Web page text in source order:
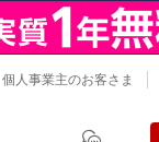
個人事業主のお客さま